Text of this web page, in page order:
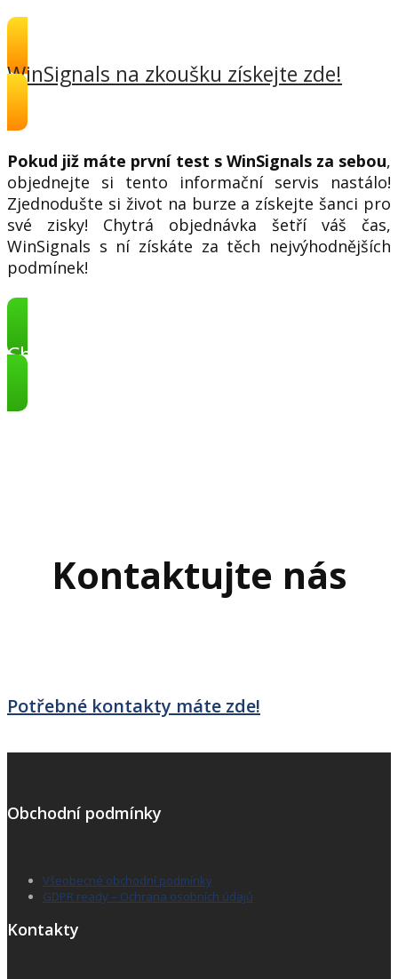
WinSignals na zkoušku získejte zde!
Pokud již máte první test s WinSignals za sebou,
objednejte si tento informační servis nastálo!
Zjednodušte si život na burze a získejte šanci pro
své zisky! Chytrá objednávka šetří váš čas,
WinSignals s ní získáte za těch nejvýhodnějších
podmínek!
Chytrá objednávka na stálo je zde!
Kontaktujte nás
Potřebné kontakty máte zde!
Obchodní podmínky
Všeobecné obchodní podmínky
GDPR ready – Ochrana osobních údajů
Kontakty